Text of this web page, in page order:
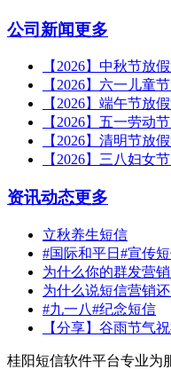
公司新闻更多
【2026】中秋节放
【2026】六一儿童
【2026】端午节放
【2026】五一劳动
【2026】清明节放
【2026】三八妇女
资讯动态更多
立秋养生短信
#国际和平日#宣传
为什么你的群发营
为什么说短信营销
#九一八#纪念短信
【分享】谷雨节气
桂阳短信软件平台专业为